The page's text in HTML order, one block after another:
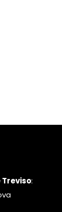
Treviso: